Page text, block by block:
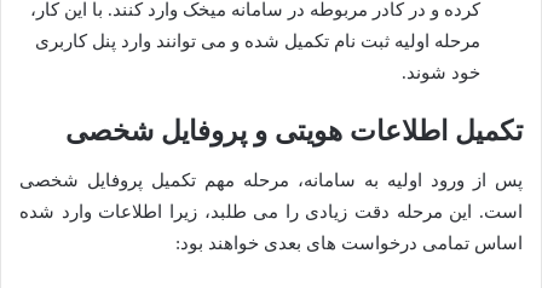
کرده و در کادر مربوطه در سامانه میخک وارد کنند. با این کار،
مرحله اولیه ثبت نام تکمیل شده و می توانند وارد پنل کاربری
خود شوند.
تکمیل اطلاعات هویتی و پروفایل شخصی
پس از ورود اولیه به سامانه، مرحله مهم تکمیل پروفایل شخصی
است. این مرحله دقت زیادی را می طلبد، زیرا اطلاعات وارد شده
اساس تمامی درخواست های بعدی خواهند بود: